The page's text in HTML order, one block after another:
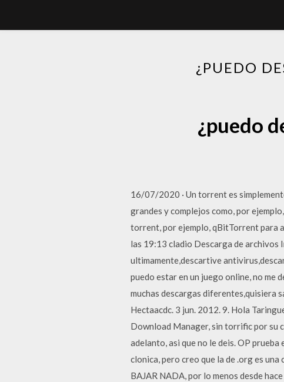
¿PUEDO
¿puedo
16/07/2020 · Un torrent es
grandes y complejos como, por
torrent, por ejemplo, qBitTorrent para
las 19:13 cladio Descarga de
ultimamente,descartive
puedo estar en un juego online, no me
muchas descargas diferentes,quisiera
Hectaacdc. 3 jun. 2012. 9. Hola
Download Manager, sin torrific por su
adelanto, asi que no le deis. OP
clonica, pero creo que la de .org es
BAJAR NADA, por lo menos desde